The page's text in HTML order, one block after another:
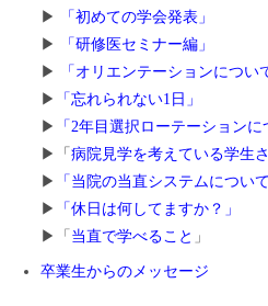
▶
「初めての学会発表」
▶
「研修医セミナー編」
▶
「オリエンテーションについ
▶
「忘れられない1日」
▶
「2年目選択ローテーションに
▶
「病院見学を考えている学生さ
▶
「当院の当直システムについて
▶
「休日は何してますか？」
▶「 当直で学べること 」
卒業生からのメッセージ